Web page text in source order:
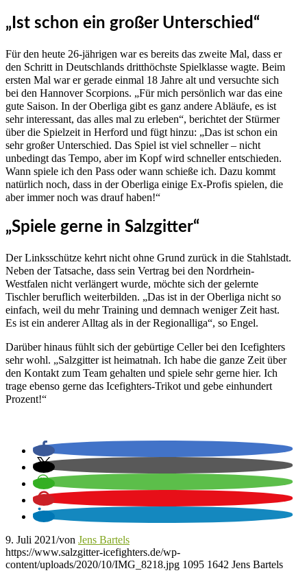
„Ist schon ein großer Unterschied“
Für den heute 26-jährigen war es bereits das zweite Mal, dass er
den Schritt in Deutschlands dritthöchste Spielklasse wagte. Beim
ersten Mal war er gerade einmal 18 Jahre alt und versuchte sich
bei den Hannover Scorpions. „Für mich persönlich war das eine
gute Saison. In der Oberliga gibt es ganz andere Abläufe, es ist
sehr interessant, das alles mal zu erleben“, berichtet der Stürmer
über die Spielzeit in Herford und fügt hinzu: „Das ist schon ein
sehr großer Unterschied. Das Spiel ist viel schneller – nicht
unbedingt das Tempo, aber im Kopf wird schneller entschieden.
Wann spiele ich den Pass oder wann schieße ich. Dazu kommt
natürlich noch, dass in der Oberliga einige Ex-Profis spielen, die
aber immer noch was drauf haben!“
„Spiele gerne in Salzgitter“
Der Linksschütze kehrt nicht ohne Grund zurück in die Stahlstadt.
Neben der Tatsache, dass sein Vertrag bei den Nordrhein-
Westfalen nicht verlängert wurde, möchte sich der gelernte
Tischler beruflich weiterbilden. „Das ist in der Oberliga nicht so
einfach, weil du mehr Training und demnach weniger Zeit hast.
Es ist ein anderer Alltag als in der Regionalliga“, so Engel.
Darüber hinaus fühlt sich der gebürtige Celler bei den Icefighters
sehr wohl. „Salzgitter ist heimatnah. Ich habe die ganze Zeit über
den Kontakt zum Team gehalten und spiele sehr gerne hier. Ich
trage ebenso gerne das Icefighters-Trikot und gebe einhundert
Prozent!“
9. Juli 2021/von Jens Bartels
https://www.salzgitter-icefighters.de/wp-
content/uploads/2020/10/IMG_8218.jpg 1095 1642 Jens Bartels